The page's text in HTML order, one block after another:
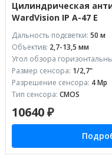
Цилиндрическая
WardVision IP A-47 E
Дальность подсветки: 50 м
Объектив: 2,7-13,5 мм
Угол обзора
Размер сенсора: 1/2,7"
Разрешение сенсора: 4 Mp
Тип сенсора: CMOS
10640 ₽